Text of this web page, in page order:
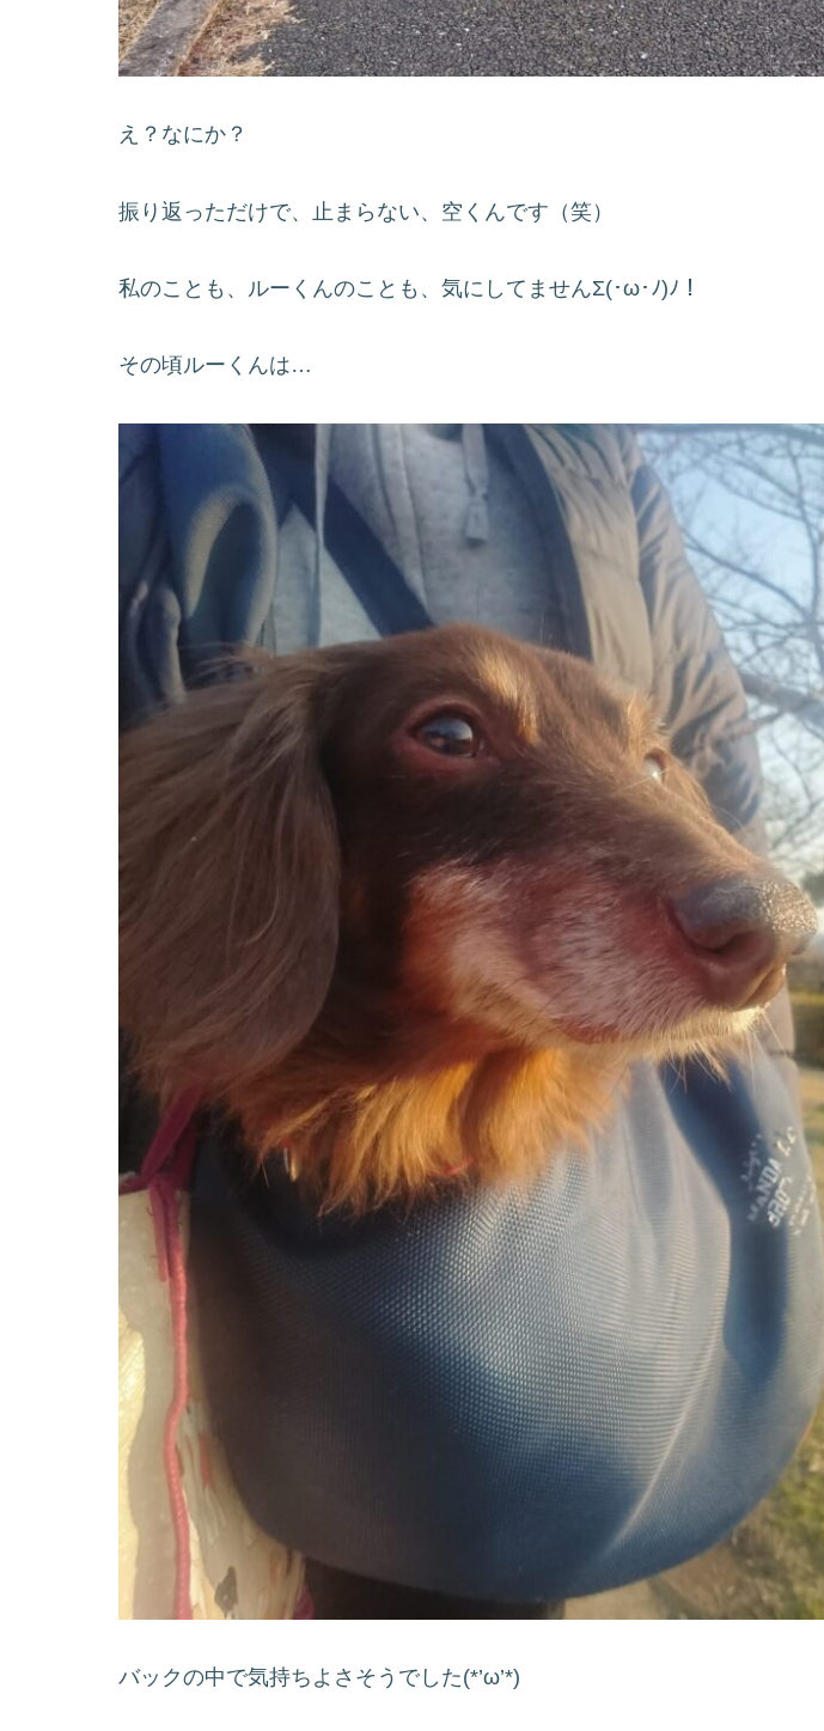
え？なにか？
振り返っただけで、止まらない、空くんです（笑）
私のことも、ルーくんのことも、気にしてませんΣ(･ω･ﾉ)ﾉ！
その頃ルーくんは…
バックの中で気持ちよさそうでした(*’ω’*)